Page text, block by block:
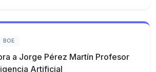
BOE
a Jorge Pérez Martín Profesor
Artificial